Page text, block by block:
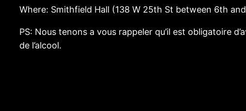
Where: Smithfield Hall (138 W 25th St between 6th
PS: Nous tenons a vous rappeler qu’il est obligatoire
de l’alcool.